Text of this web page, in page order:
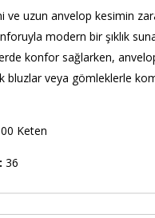
ve uzun anvelop kesimin
modern bir şıklık
konfor sağlarken,
bluzlar veya gömleklerle
Keten
36